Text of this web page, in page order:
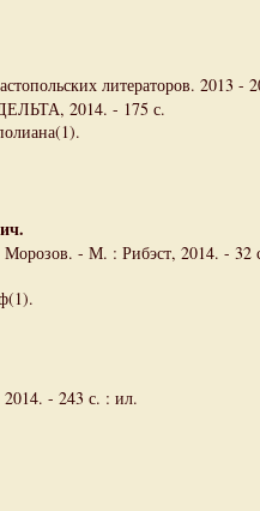
литераторов. 2013 -
2014. - 175 с.
- М. : Рибэст, 2014. - 32
- 243 с. : ил.